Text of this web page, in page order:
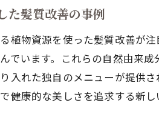
気候
湿度
地域
気候
た髪質改善の事例
植物資源を使った髪質改善が
でいます。これらの自然由来
入れた独自のメニューが提供
健康的な美しさを追求する新し